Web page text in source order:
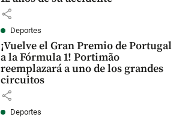
share
Deportes
¡Vuelve el Gran Premio de Portugal
a la Fórmula 1! Portimão
reemplazará a uno de los grandes
circuitos
share
Deportes